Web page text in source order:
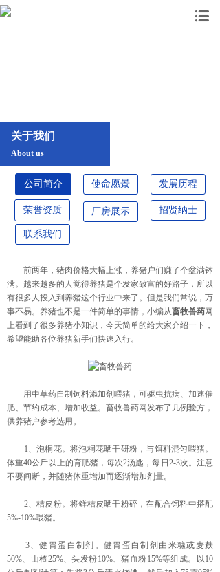
About us
关于我们
公司简介 发展历程
厂房展示
使命愿景
联系我们
招贤纳士
荣誉资质
前两年，猪肉价格大幅上涨，养猪户们赚了个盆满钵
满。越来越多的人觉得养猪是个发家致富的好路子，所以
有很多人投入到养猪这个行业中来了。但是我们常说，万
事不易。养猪也不是一件简单的事情，小编从畜牧兽药网
上看到了很多养猪小知识，今天简单的给大家介绍一下，
希望能助各位养猪新手们快速入行。
用中草药自制饲料添加剂喂猪，可驱虫抗病、加速催
肥、节约成本、增加收益。畜牧兽药网发布了几例验方，
供养猪户参考选用。
1、泡桐花。将泡桐花晒干研粉，与饵料混匀喂猪。
体重40公斤以上的育肥猪，每次2汤匙，每日2-3次。注意
不要间断，并随猪体重增加而逐渐增加剂量。
2、桔皮粉。将鲜桔皮晒干粉碎，在配合饲料中搭配
5%-10%喂猪。
3、健胃蛋白制剂。健胃蛋白制剂由米糠或麦麸
50%、山楂25%、头发粉10%、猪血粉15%等组成。以10